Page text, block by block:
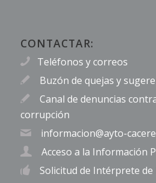
CONTACTAR:
Teléfonos y correos
Buzón de quejas y
Canal de denuncias
corrupción
informacion@ayto-
Acceso a la Información
Solicitud de Intérprete de